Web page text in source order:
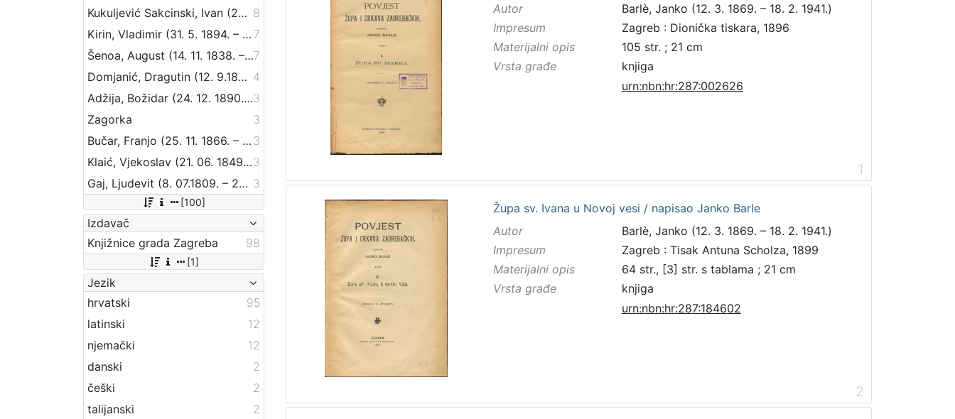
Kukuljević Sakcinski, Ivan (29. 5. 1816. – 1. 8. 1889.) 8
Kirin, Vladimir (31. 5. 1894. – 5. 10. 1963.) 7
Šenoa, August (14. 11. 1838. – 13. 12. 1881.)7
Domjanić, Dragutin (12. 9.1875. – 07. 6.1933.) 4
Adžija, Božidar (24. 12. 1890. – 9. 07. 1941.)3
Zagorka
3
Bučar, Franjo (25. 11. 1866. – 26. 12. 1946.) 3
Klaić, Vjekoslav (21. 06. 1849. – 01. 07. 1928.)3
Gaj, Ljudevit (8. 07.1809. – 20. 04.1872.) 3
[100]
Izdavač
Knjižnice grada Zagreba
98
[1]
Jezik
hrvatski
95
latinski
12
njemački
12
danski
2
češki
2
talijanski
2
Autor
Barlè, Janko (12. 3. 1869. – 18. 2. 1941.)
Impresum
Zagreb : Dionička tiskara, 1896
Materijalni opis
105 str. ; 21 cm
Vrsta građe
knjiga
urn:nbn:hr:287:002626
1
Župa sv. Ivana u Novoj vesi / napisao Janko Barle
Autor
Barlè, Janko (12. 3. 1869. – 18. 2. 1941.)
Impresum
Zagreb : Tisak Antuna Scholza, 1899
Materijalni opis
64 str., [3] str. s tablama ; 21 cm
Vrsta građe
knjiga
urn:nbn:hr:287:184602
2